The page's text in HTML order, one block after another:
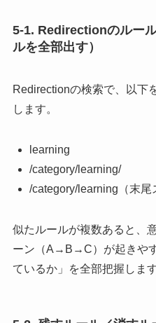
5-1. Redirectionのルー
ルを全部出す）
Redirectionの検索で、以下
します。
learning
/category/learning/
/category/learning（末尾
似たルールが複数あると、
ーン（A→B→C）が起きや
ているか」を全部把握します